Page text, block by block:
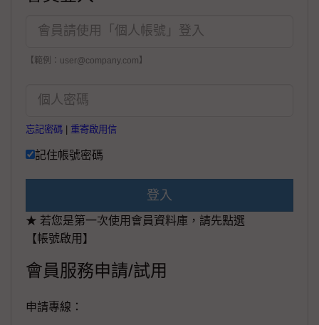
【範例：user@company.com】
忘記密碼 重寄啟用信
記住帳號密碼
登入
★ 若您是第一次使用會員資料庫，請先點選
【帳號啟用】
會員服務申請/試用
申請專線：